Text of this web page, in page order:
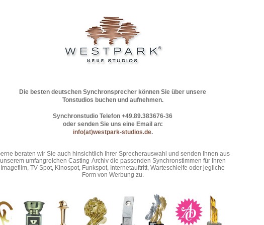
Die besten deutschen Synchronsprecher können Sie über unsere
Tonstudios buchen und aufnehmen.
Synchronstudio Telefon +49.89.383676-36
oder senden Sie uns eine Email an:
info(at)westpark-studios.de.
beraten wir Sie auch hinsichtlich Ihrer Sprecherauswahl und senden Ihnen aus
unserem umfangreichen Casting-Archiv die passenden Synchronstimmen für Ihren
Imagefilm, TV-Spot, Kinospot, Funkspot, Internetauftritt, Warteschleife oder jegliche
Form von Werbung zu.